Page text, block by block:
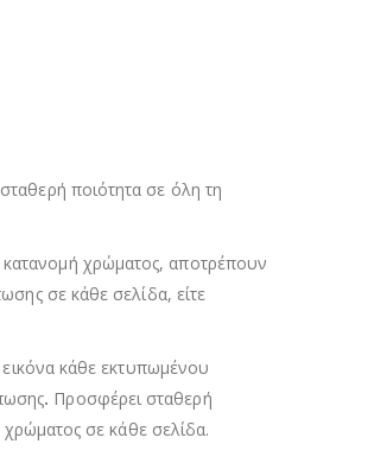
ποιότητα σε όλη τη
χρώματος, αποτρέπουν
σε κάθε σελίδα, είτε
κάθε εκτυπωμένου
. Προσφέρει σταθερή
χρώματος σε κάθε σελίδα.